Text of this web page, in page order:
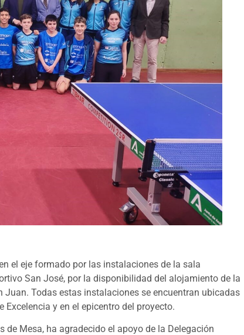
el eje formado por las instalaciones de la sala
San José, por la disponibilidad del alojamiento de la
Juan. Todas estas instalaciones se encuentran ubicadas
y en el epicentro del proyecto.
de Mesa, ha agradecido el apoyo de la Delegación